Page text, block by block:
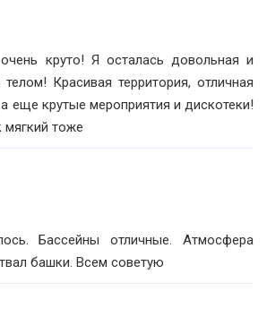
круто! Я осталась довольная и
Красивая территория, отличная
еще крутые мероприятия и дискотеки!
мягкий тоже
Бассейны отличные. Атмосфера
башки. Всем советую